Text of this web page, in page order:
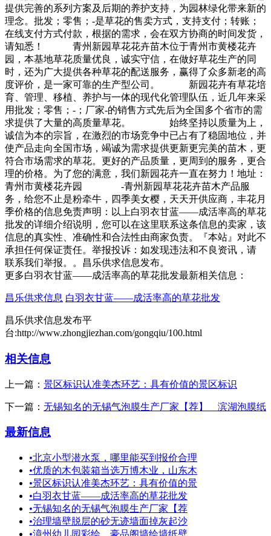
提供完善的系列方案及后期的养护支持，为园林绿化带来新的
理念。批发；零售；-是草花的售卖方式，支持支付；转账；
在线支付方式付款，根据的需求，会在双方协商的时间发货，
请知悉！ 青州新园草花花卉苗木位于青州市黄楼花卉
园，本基地草花质量优良，诚实守信，在做好草花生产的同
时，还为广大提供各种草花的配送服务，赢得了众多新老的高
度评价，是一家可靠的生产型公司。 新园花卉有草花培
育、管理、移植、养护与一体的现代化管理队伍，近几年来采
用批发；零售；-；厂家-的销售方式先后为全国多个省市的需
求提供了大量的高质量草花。 始终坚持以质量为上，
诚信为本的宗旨，在激烈的市场竞争中已占有了稳固地位，并
使产品走向全国市场，竭诚为需求提供更新更完美的苗木，更
符合市场需求的草花。更好的产品质量，更周到的服务，更合
理的价格。为了您的满意，我们新园花卉一直在努力！地址：
青州市黄楼花卉园 -青州新园草花花卉苗木产品服
务，给您不止是粉牵牛，四季美女樱，天天开供应商，丰花月
季价格的信息免责声明：以上白羽衣甘蓝——成活率高的草花
批发的详细介绍说明，您可以在这里联系这条信息的卖家，该
信息的真实性、准确性和合法性由商家负责。『本站』对此不
承担任何保证责任。举报投诉：如发现违法和不良资讯，请
联系我们举报。。昌乐供求信息发布。
更多白羽衣甘蓝——成活率高的草花批发最新相关信息：
昌乐供求信息 白羽衣甘蓝——成活率高的草花批发
昌乐供求信息发布平
台:http://www.zhongjiezhan.com/gongqiu/100.html
相关信息
上一篇： 景区标识认准美杰环艺：具有价值的景区标识
下一篇： 无锡知名的无锡气泡膜生产厂家【荐】 滨湖泡膜纸
最新信息
•北京小型潜水泵，哪里能买到报价合理
•优质的木包装箱当选万博木业，山东木
•景区标识认准美杰环艺：具有价值的景
•白羽衣甘蓝——成活率高的草花批发
•无锡知名的无锡气泡膜生产厂家【荐
•治理墙壁脱层的砂无迹墙面掉灰起沙
•漳州幼儿园彩绘 豪品阁墙绘墙纸壁